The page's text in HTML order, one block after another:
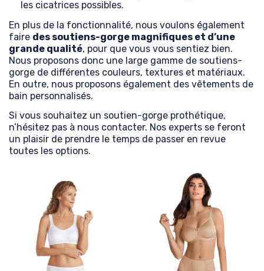
les cicatrices possibles.
En plus de la fonctionnalité, nous voulons également
faire des soutiens-gorge magnifiques et d’une
grande qualité, pour que vous vous sentiez bien.
Nous proposons donc une large gamme de soutiens-
gorge de différentes couleurs, textures et matériaux.
En outre, nous proposons également des vêtements de
bain personnalisés.
Si vous souhaitez un soutien-gorge prothétique,
n’hésitez pas à nous contacter. Nos experts se feront
un plaisir de prendre le temps de passer en revue
toutes les options.